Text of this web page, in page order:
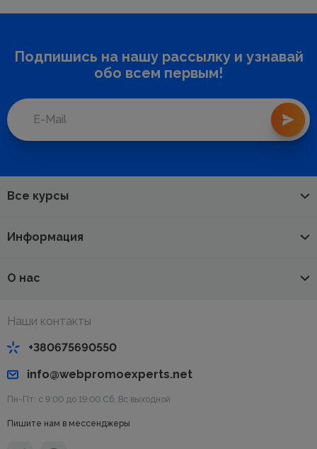
Подпишись на нашу рассылку и узнавай
обо всем первым!
Все курсы
Информация
О нас
Наши контакты
+380675690550
info@webpromoexperts.net
Пн-Пт: с 9:00 до 19:00 Cб, Вс выходной
Пишите нам в мессенджеры